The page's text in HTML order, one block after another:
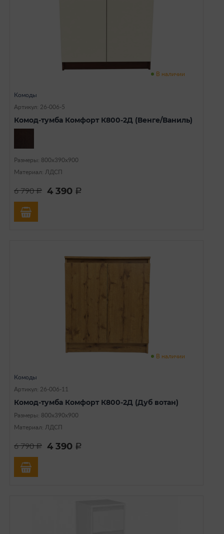
В наличии
Комоды
Артикул: 26-006-5
Комод-тумба Комфорт К800-2Д (Венге/Ваниль)
Размеры: 800х390х900
Материал: ЛДСП
6 790a 4 390 a
В наличии
Комоды
Артикул: 26-006-11
Комод-тумба Комфорт К800-2Д (Дуб вотан)
Размеры: 800х390х900
Материал: ЛДСП
6 790a 4 390 a